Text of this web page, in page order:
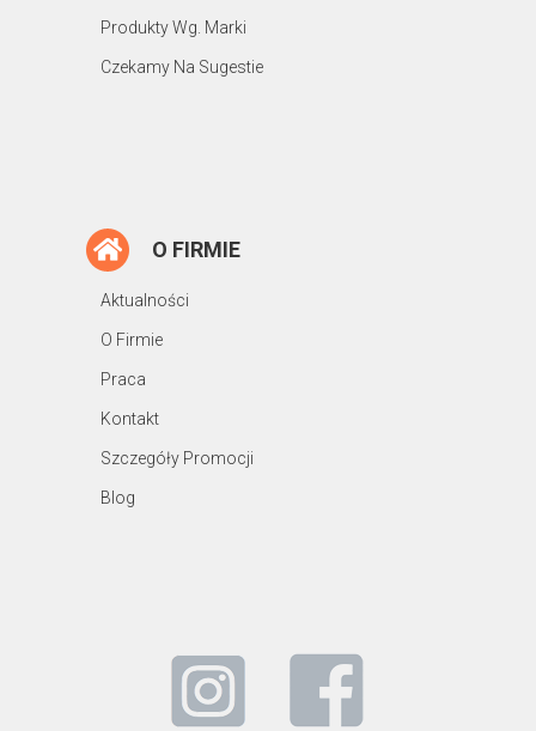
Produkty Wg. Marki
Czekamy Na Sugestie
O FIRMIE
Aktualności
O Firmie
Praca
Kontakt
Szczegóły Promocji
Blog